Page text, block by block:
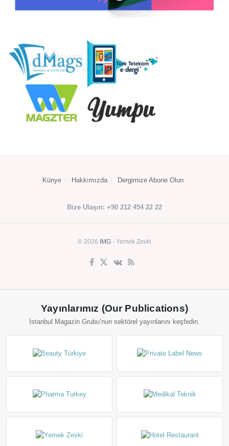
Künye Hakkımızda Dergimize Abone Olun
Bize Ulaşın: +90 212 454 22 22
© 2026 IMG - Yemek Zevki
Yayınlarımız (Our Publications)
İstanbul Magazin Grubu’nun sektörel yayınlarını keşfedin.